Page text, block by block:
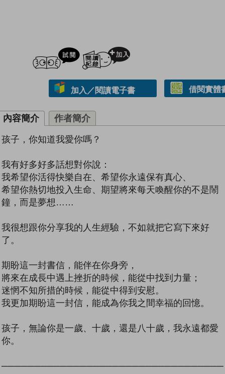
試閲
加入／閱讀電子書 借閱實體
內容簡介 作者簡介
孩子，你知道我愛你嗎？
我有好多好多話想對你說：
我希望你活得快樂自在、希望你永遠保有真心、
希望你熱切地投入生命、期望將來每天喚醒你的不是鬧
鐘，而是夢想……
我很想跟你分享我的人生經驗，不如就把它寫下來好
了。
期盼這一封書信，能伴在你身旁，
將來在成長中遇上挫折的時候，能從中找到力量；
迷惘不知所措的時候，能從中得到安慰。
我更加期盼這一封信，能成為你我之間幸福的回憶。
孩子，無論你是一歲、十歲，還是八十歲，我永遠都愛
你。
──────────────────────────────────